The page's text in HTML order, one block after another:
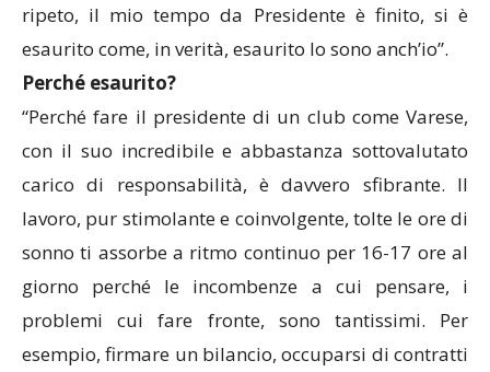
ripeto, il mio tempo da Presidente è finito, si è
esaurito come, in verità, esaurito lo sono anch’io”.
Perché esaurito?
“Perché fare il presidente di un club come Varese,
con il suo incredibile e abbastanza sottovalutato
carico di responsabilità, è davvero sfibrante. Il
lavoro, pur stimolante e coinvolgente, tolte le ore di
sonno ti assorbe a ritmo continuo per 16-17 ore al
giorno perché le incombenze a cui pensare, i
problemi cui fare fronte, sono tantissimi. Per
esempio, firmare un bilancio, occuparsi di contratti